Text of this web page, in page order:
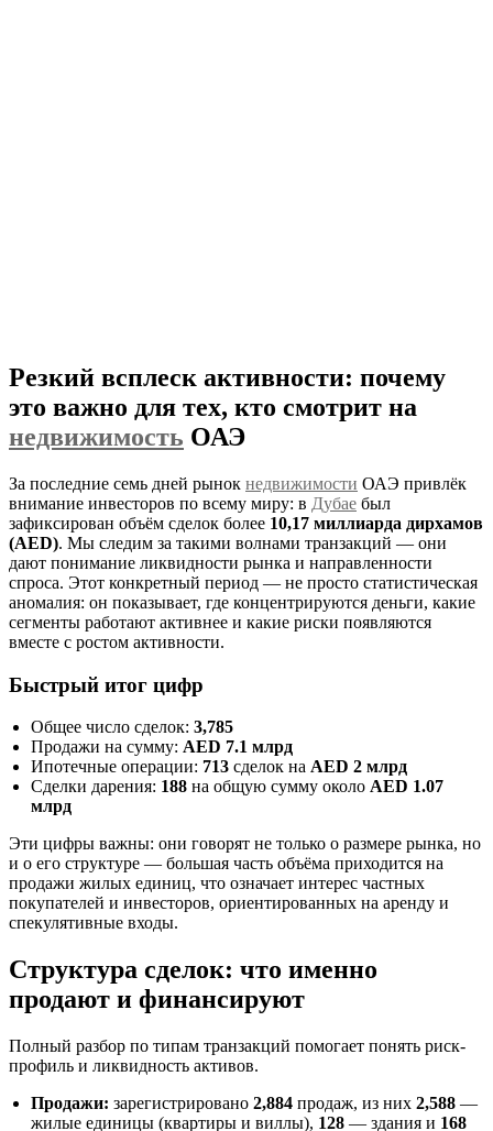
Резкий всплеск активности: почему
это важно для тех, кто смотрит на
недвижимость ОАЭ
За последние семь дней рынок недвижимости ОАЭ привлёк
внимание инвесторов по всему миру: в Дубае был
зафиксирован объём сделок более 10,17 миллиарда дирхамов
(AED). Мы следим за такими волнами транзакций — они
дают понимание ликвидности рынка и направленности
спроса. Этот конкретный период — не просто статистическая
аномалия: он показывает, где концентрируются деньги, какие
сегменты работают активнее и какие риски появляются
вместе с ростом активности.
Быстрый итог цифр
Общее число сделок: 3,785
Продажи на сумму: AED 7.1 млрд
Ипотечные операции: 713 сделок на AED 2 млрд
Сделки дарения: 188 на общую сумму около AED 1.07
млрд
Эти цифры важны: они говорят не только о размере рынка, но
и о его структуре — большая часть объёма приходится на
продажи жилых единиц, что означает интерес частных
покупателей и инвесторов, ориентированных на аренду и
спекулятивные входы.
Структура сделок: что именно
продают и финансируют
Полный разбор по типам транзакций помогает понять риск-
профиль и ликвидность активов.
Продажи: зарегистрировано 2,884 продаж, из них 2,588 —
жилые единицы (квартиры и виллы), 128 — здания и 168